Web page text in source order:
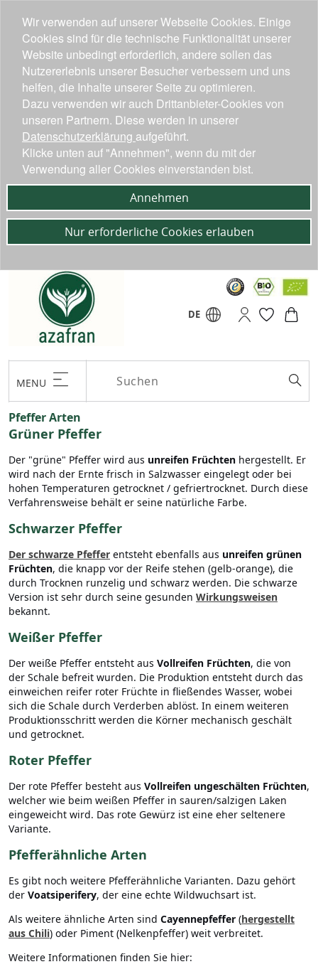
DE
MENU
Pfeffer Arten
Grüner Pfeffer
Der "grüne" Pfeffer wird aus unreifen Früchten hergestellt. Er
wird nach der Ernte frisch in Salzwasser eingelegt oder bei
hohen Temperaturen getrocknet / gefriertrocknet. Durch diese
Verfahrensweise behält er seine natürliche Farbe.
Schwarzer Pfeffer
Der schwarze Pfeffer entsteht ebenfalls aus unreifen grünen
Früchten, die knapp vor der Reife stehen (gelb-orange), die
durch Trocknen runzelig und schwarz werden. Die schwarze
Version ist sehr durch seine gesunden Wirkungsweisen
bekannt.
Weißer Pfeffer
Der weiße Pfeffer entsteht aus Vollreifen Früchten, die von
der Schale befreit wurden. Die Produktion entsteht durch das
einweichen reifer roter Früchte in fließendes Wasser, wobei
sich die Schale durch Verderben ablöst. In einem weiteren
Produktionsschritt werden die Körner mechanisch geschält
und getrocknet.
Roter Pfeffer
Der rote Pfeffer besteht aus Vollreifen ungeschälten Früchten,
welcher wie beim weißen Pfeffer in sauren/salzigen Laken
eingeweicht wird. Das rote Gewürz ist eine eher seltenere
Variante.
Pfefferähnliche Arten
Es gibt noch weitere Pfefferähnliche Varianten. Dazu gehört
der Voatsiperifery, der eine echte Wildwuchsart ist.
Als weitere ähnliche Arten sind Cayennepfeffer (hergestellt
aus Chili) oder Piment (Nelkenpfeffer) weit verbreitet.
Weitere Informationen finden Sie hier:
Wir verwenden auf unserer Webseite Cookies. Einige
Cookies sind für die technische Funktionalität unserer
Website unbedingt erforderlich, andere sollen das
Nutzererlebnis unserer Besucher verbessern und uns
helfen, die Inhalte unserer Seite zu optimieren.
Dazu verwenden wir auch Drittanbieter-Cookies von
unseren Partnern. Diese werden in unserer
Datenschutzerklärung aufgeführt.
Klicke unten auf "Annehmen", wenn du mit der
Verwendung aller Cookies einverstanden bist.
Annehmen
Nur erforderliche Cookies erlauben